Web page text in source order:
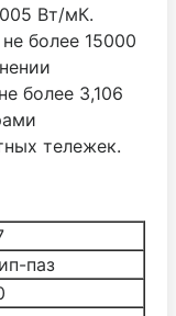
Вт/мК.
более 15000
более 3,106
тележек.
паз